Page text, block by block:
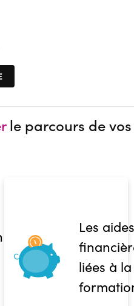
le parcours de vos
Les aides
liées à la